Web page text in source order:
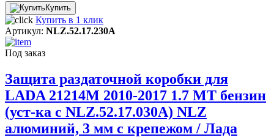
Купить
Купить в 1 клик
Артикул: NLZ.52.17.230A
Под заказ
Защита раздаточной коробки для
LADA 21214M 2010-2017 1.7 МТ бензин
(уст-ка с NLZ.52.17.030A) NLZ
алюминий, 3 мм с крепежом / Лада